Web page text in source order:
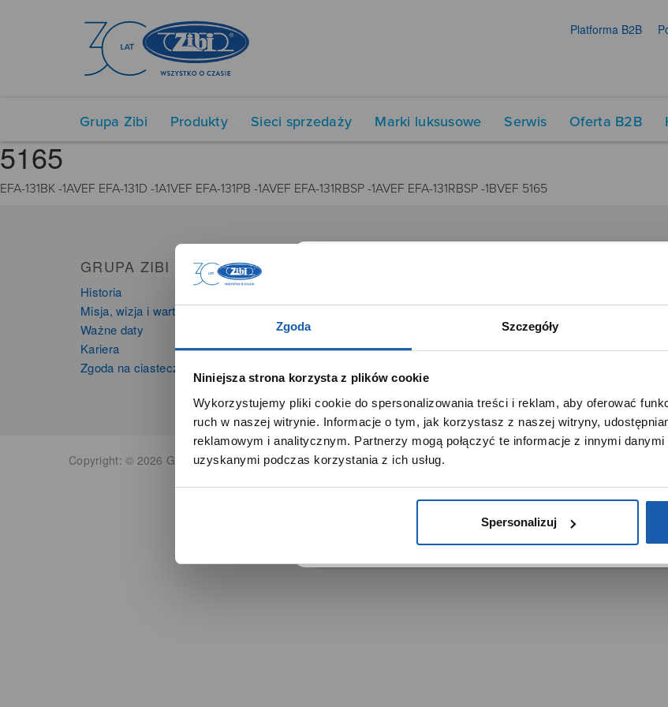
Zgoda Szczegóły
Niniejsza strona korzysta z plików cookie
Wykorzystujemy pliki cookie do spersonalizowania treści i reklam, aby oferować
ruch w naszej witrynie. Informacje o tym, jak korzystasz z naszej witryny,
reklamowym i analitycznym. Partnerzy mogą połączyć te informacje z innymi
uzyskanymi podczas korzystania z ich usług.
Spersonalizuj
Platforma B2B
Grupa Zibi Produkty Sieci sprzedaży Marki luksusowe Serwis Oferta B2B
5165
EFA-131BK -1AVEF EFA-131D -1A1VEF EFA-131PB -1AVEF EFA-131RBSP -1AVEF EFA-131RBSP -1BVEF 5165
GRUPA ZIBI
Historia
Misja, wizja i wartości Grupy Zibi
Ważne daty
Kariera
Zgoda na ciasteczka
Instrumenty muzyczne
Kalkulatory
Time Trend
Salony muzyczne Riff
Noble Place
Copyright: © 2026 Grupa Zibi S.A. Wszelkie prawa zastrzeżone.
SZANOWNA UŻYTKOWNICZKO
Używamy plików cookie w celach analitycznych,
marketingowych, w tym aby analizować ruch w tej
optymalizować jej działanie oraz zapamiętywać Twoje
DOWIEDZ SIĘ WIĘCEJ PRZEJDŹ DO SERWISU